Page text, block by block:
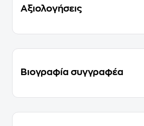
Αξιολογήσεις
Βιογραφία συγγραφέα